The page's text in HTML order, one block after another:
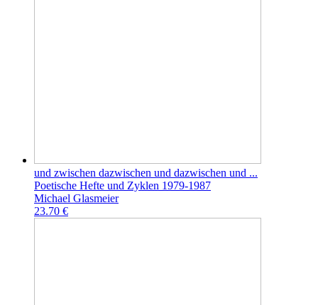
und zwischen dazwischen und dazwischen und ...
Poetische Hefte und Zyklen 1979-1987
Michael Glasmeier
23.70 €